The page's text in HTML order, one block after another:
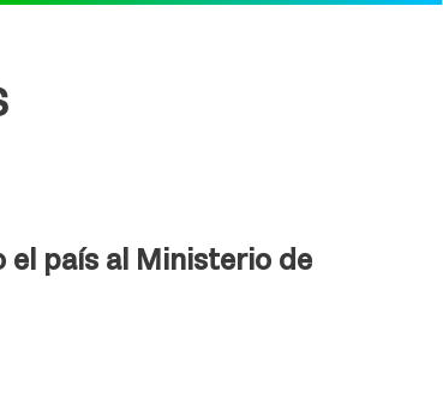
el país al Ministerio de